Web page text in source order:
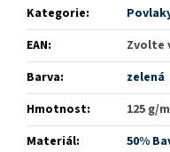
Kategorie:
EAN:
Zvolte
Barva:
zelená
Hmotnost:
125 g/
Materiál:
50%